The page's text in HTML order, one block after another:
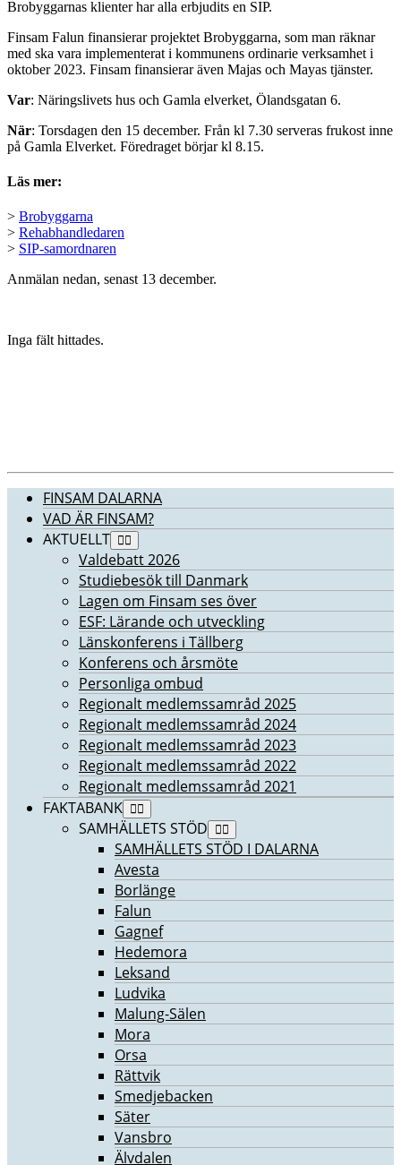
Brobyggarnas klienter har alla erbjudits en SIP.
Finsam Falun finansierar projektet Brobyggarna, som man räknar
med ska vara implementerat i kommunens ordinarie verksamhet i
oktober 2023. Finsam finansierar även Majas och Mayas tjänster.
Var: Näringslivets hus och Gamla elverket, Ölandsgatan 6.
När: Torsdagen den 15 december. Från kl 7.30 serveras frukost inne
på Gamla Elverket. Föredraget börjar kl 8.15.
Läs mer:
> Brobyggarna
> Rehabhandledaren
> SIP-samordnaren
Anmälan nedan, senast 13 december.
Inga fält hittades.
FINSAM DALARNA
VAD ÄR FINSAM?
AKTUELLT
Valdebatt 2026
Studiebesök till Danmark
Lagen om Finsam ses över
ESF: Lärande och utveckling
Länskonferens i Tällberg
Konferens och årsmöte
Personliga ombud
Regionalt medlemssamråd 2025
Regionalt medlemssamråd 2024
Regionalt medlemssamråd 2023
Regionalt medlemssamråd 2022
Regionalt medlemssamråd 2021
FAKTABANK
SAMHÄLLETS STÖD
SAMHÄLLETS STÖD I DALARNA
Avesta
Borlänge
Falun
Gagnef
Hedemora
Leksand
Ludvika
Malung-Sälen
Mora
Orsa
Rättvik
Smedjebacken
Säter
Vansbro
Älvdalen